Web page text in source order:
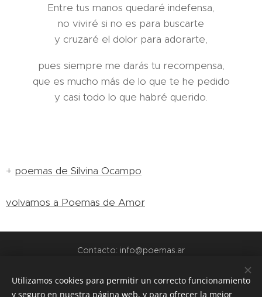
Entre tus manos quedaré indefensa,
no viviré si no es para buscarte
y cruzaré el dolor para adorarte,
pues siempre me darás tu recompensa,
que es mucho más de lo que te he pedido
y casi todo lo que habré querido.
+ poemas de Silvina Ocampo
volvamos a Poemas de Amor
Contacto: info@poemas.ar
Utilizamos cookies para permitir un correcto funcionamiento
y seguro en nuestra página web, y para ofrecer la mejor